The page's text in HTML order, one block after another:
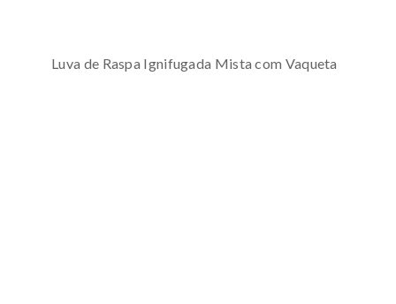
Luva de Raspa Ignifugada Mista com Vaqueta